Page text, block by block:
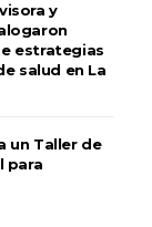
y
estrategias
salud en La
un Taller de
para